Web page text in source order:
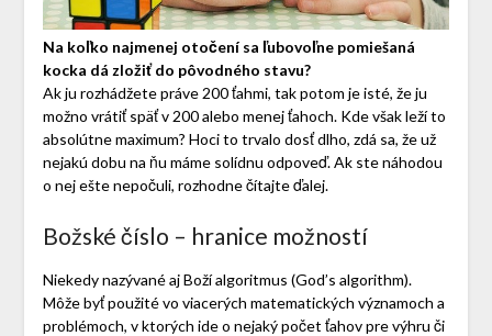
Na koľko najmenej otočení sa ľubovoľne pomiešaná
kocka dá zložiť do pôvodného stavu?
Ak ju rozhádžete práve 200 ťahmi, tak potom je isté, že ju
možno vrátiť späť v 200 alebo menej ťahoch. Kde však leží to
absolútne maximum? Hoci to trvalo dosť dlho, zdá sa, že už
nejakú dobu na ňu máme solídnu odpoveď. Ak ste náhodou
o nej ešte nepočuli, rozhodne čítajte ďalej.
Božské číslo – hranice možností
Niekedy nazývané aj Boží algoritmus (God’s algorithm).
Môže byť použité vo viacerých matematických významoch a
problémoch, v ktorých ide o nejaký počet ťahov pre výhru či